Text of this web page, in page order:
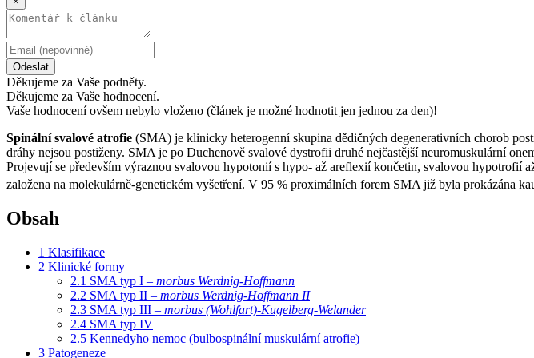
Odeslat
Děkujeme za Vaše podněty.
Děkujeme za Vaše hodnocení.
Vaše hodnocení ovšem nebylo vloženo (článek je možné hodnotit jen jednou za den)!
Spinální svalové atrofie (SMA) je klinicky heterogenní skupina dědičných degenerativních chorob
dráhy nejsou postiženy. SMA je po Duchenově svalové dystrofii druhé nejčastější neuromuskulární
Projevují se především výraznou svalovou hypotonií s hypo- až areflexií končetin, svalovou hypotrofií
založena na molekulárně-genetickém vyšetření. V 95 % proximálních forem SMA již byla prokázána
Obsah
1 Klasifikace
2 Klinické formy
2.1 SMA typ I – morbus Werdnig-Hoffmann
2.2 SMA typ II – morbus Werdnig-Hoffmann II
2.3 SMA typ III – morbus (Wohlfart)-Kugelberg-Welander
2.4 SMA typ IV
2.5 Kennedyho nemoc (bulbospinální muskulární atrofie)
3 Patogeneze